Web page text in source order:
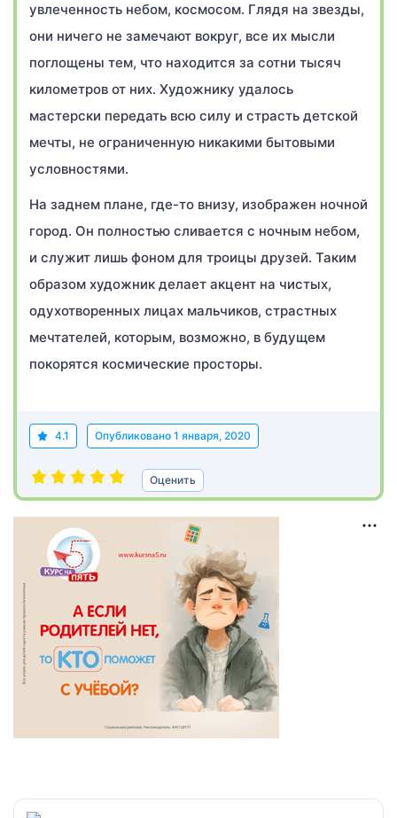
увлеченность небом, космосом. Глядя на звезды,
они ничего не замечают вокруг, все их мысли
поглощены тем, что находится за сотни тысяч
километров от них. Художнику удалось
мастерски передать всю силу и страсть детской
мечты, не ограниченную никакими бытовыми
условностями.
На заднем плане, где-то внизу, изображен ночной
город. Он полностью сливается с ночным небом,
и служит лишь фоном для троицы друзей. Таким
образом художник делает акцент на чистых,
одухотворенных лицах мальчиков, страстных
мечтателей, которым, возможно, в будущем
покорятся космические просторы.
4.1 Опубликовано 1 января, 2020
Оценить